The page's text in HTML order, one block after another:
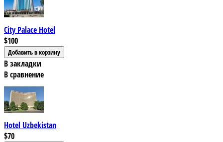
City Palace Hotel
$100
В закладки
В сравнение
Hotel Uzbekistan
$70